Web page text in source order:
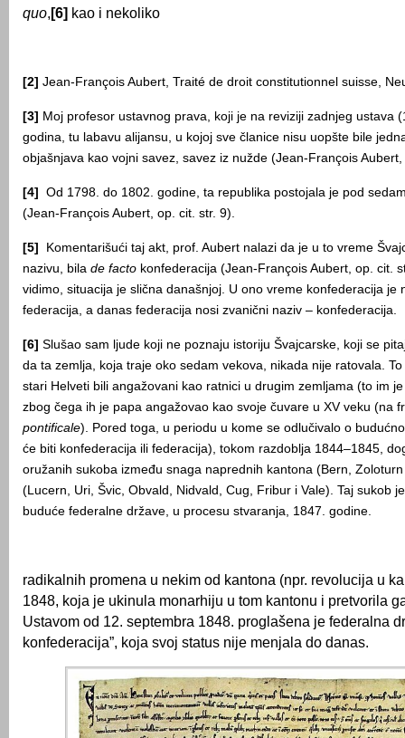
quo,[6] kao i nekoliko
[2] Jean-François Aubert, Traité de droit constitutionnel suisse,
[3] Moj profesor ustavnog prava, koji je na reviziji zadnjeg ustava
godina, tu labavu alijansu, u kojoj sve članice nisu uopšte bile
objašnjava kao vojni savez, savez iz nužde (Jean-François
[4]
Od 1798. do 1802. godine, ta republika postojala je pod
(Jean-François Aubert, op. cit. str. 9).
[5]
Komentarišući taj akt, prof. Aubert nalazi da je u to vreme
nazivu, bila de facto konfederacija (Jean-François Aubert, op. cit.
vidimo, situacija je slična današnjoj. U ono vreme konfederacija je
federacija, a danas federacija nosi zvanični naziv – konfederacija.
[6] Slušao sam ljude koji ne poznaju istoriju Švajcarske, koji se
da ta zemlja, koja traje oko sedam vekova, nikada nije ratovala.
stari Helveti bili angažovani kao ratnici u drugim zemljama (to im
zbog čega ih je papa angažovao kao svoje čuvare u XV veku (na
pontificale). Pored toga, u periodu u kome se odlučivalo o
će biti konfederacija ili federacija), tokom razdoblja 1844–1845,
oružanih sukoba između snaga naprednih kantona (Bern,
(Lucern, Uri, Švic, Obvald, Nidvald, Cug, Fribur i Vale). Taj sukob
buduće federalne države, u procesu stvaranja, 1847. godine.
radikalnih promena u nekim od kantona (npr. revolucija u
1848, koja je ukinula monarhiju u tom kantonu i pretvorila
Ustavom od 12. septembra 1848. proglašena je federalna
konfederacija”, koja svoj status nije menjala do danas.